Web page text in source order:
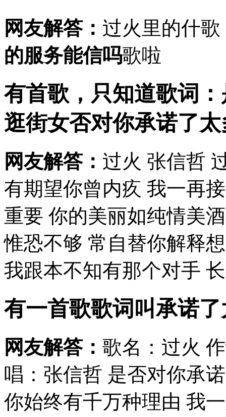
网友解答： 过火里的什
的服务能信吗歌啦
有首歌，只知道歌词
逛街女否对你承诺了
网友解答： 过火 张信哲
有期望你曾内疚 我一再
重要 你的美丽如纯情美
惟恐不够 常自替你解释
我跟本不知有那个对手
有一首歌歌词叫承诺
网友解答： 歌名：过火
唱：张信哲 是否对你承
你始终有千万种理由 我